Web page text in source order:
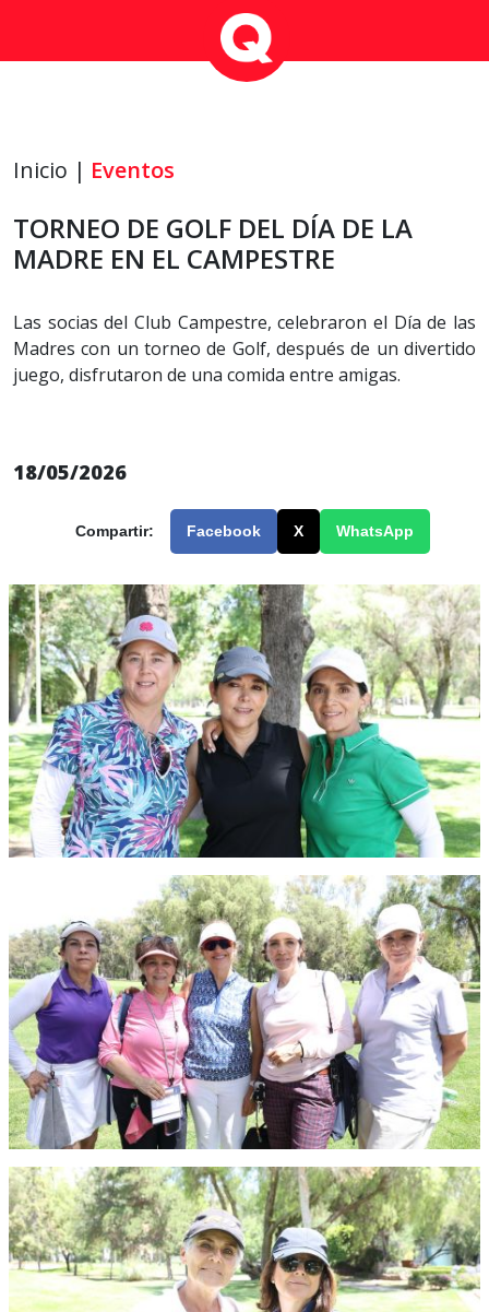
Inicio | Eventos
TORNEO DE GOLF DEL DÍA DE LA
MADRE EN EL CAMPESTRE
Las socias del Club Campestre, celebraron el Día de las
Madres con un torneo de Golf, después de un divertido
juego, disfrutaron de una comida entre amigas.
18/05/2026
Compartir: Facebook X WhatsApp